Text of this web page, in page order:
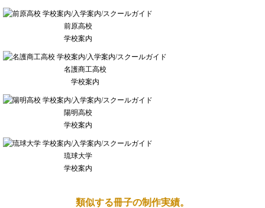
前原高校
学校案内
名護商工高校
学校案内
陽明高校
学校案内
琉球大学
学校案内
類似する冊子の制作実績。